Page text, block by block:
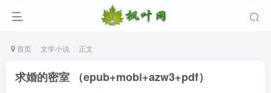
首页 文学小说 正文
求婚的密室 （epub+mobi+azw3+pdf）